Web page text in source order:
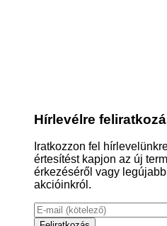
Hírlevélre
Iratkozzon fel
értesítést kapjon az új
érkezéséről vagy legújabb
akcióinkról.